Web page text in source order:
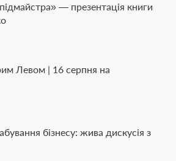
— презентація книги
Левом | 16 серпня на
бізнесу: жива дискусія з